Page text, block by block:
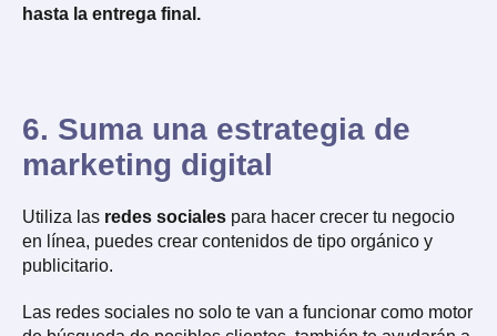
hasta la entrega final.
6. Suma una estrategia de
marketing digital
Utiliza las redes sociales para hacer crecer tu negocio
en línea, puedes crear contenidos de tipo orgánico y
publicitario.
Las redes sociales no solo te van a funcionar como motor